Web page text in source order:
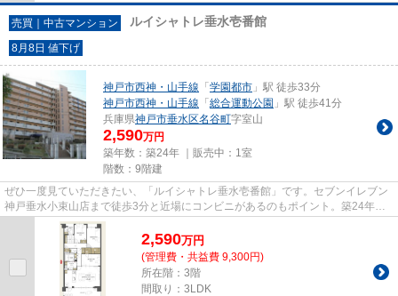
売買｜中古マンション ルイシャトレ垂水壱番館
8月8日 値下げ
神戸市西神・山手線 「 学園都市 」駅 徒歩33分
神戸市西神・山手線 「 総合運動公園 」駅 徒歩41分
兵庫県神戸市垂水区名谷町字室山
2,590万円
築年数：築24年 ｜販売中： 1室
階数：9階建
ぜひ一度見ていただきたい、「ルイシャトレ垂水壱番館」です。セブンイレブン
神戸垂水小束山店まで徒歩3分と近場にコンビニがあるのもポイント。築24年の
中古マンションです。こちら...
2,590万円
(管理費・共益費 9,300円)
所在階：3階
間取り：3LDK